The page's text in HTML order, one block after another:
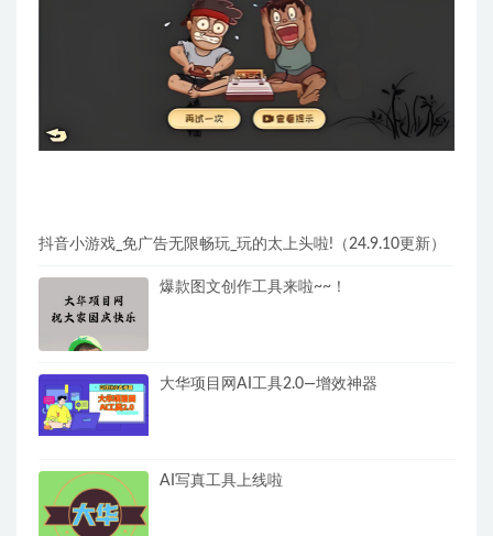
抖音小游戏_免广告无限畅玩_玩的太上头啦!（24.9.10更新）
爆款图文创作工具来啦~~！
大华项目网AI工具2.0—增效神器
AI写真工具上线啦